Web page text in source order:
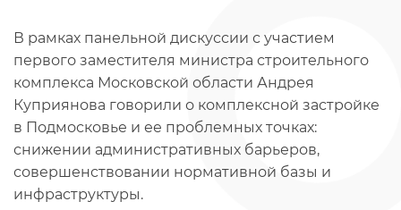
В рамках панельной дискуссии с участием
первого заместителя министра строительного
комплекса Московской области Андрея
Куприянова говорили о комплексной застройке
в Подмосковье и ее проблемных точках:
снижении административных барьеров,
совершенствовании нормативной базы и
инфраструктуры.